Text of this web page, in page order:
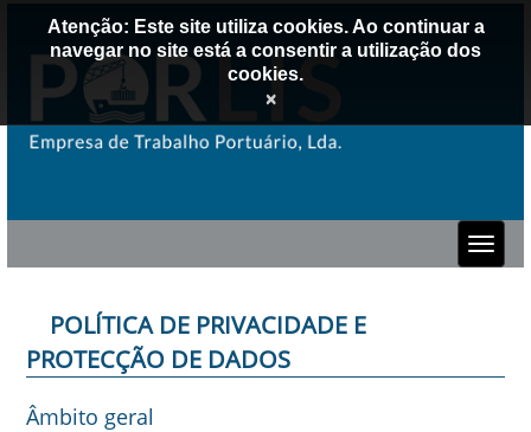
POLÍTICA DE PRIVACIDADE E
PROTECÇÃO DE DADOS
Âmbito geral
Atenção: Este site utiliza cookies. Ao continuar a
navegar no site está a consentir a utilização dos
cookies.
×